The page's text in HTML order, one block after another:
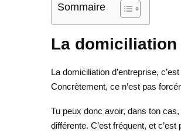
Sommaire
La domiciliation
La domiciliation d’entreprise,
Concrètement, ce n’est pas
Tu peux donc avoir, dans ton
différente. C’est fréquent, et